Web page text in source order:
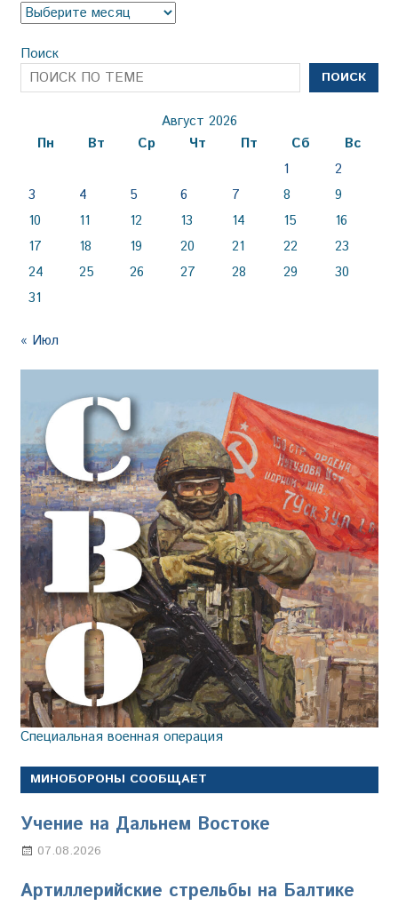
Архив
Поиск
ПОИСК
Август 2026
Пн
Вт Ср Чт Пт Сб
Вс
1
2
3
4 5 6 7 8
9
10
11 12 13 14 15
16
17
18 19 20 21 22
23
24
25 26 27 28 29
30
31
« Июл
Специальная военная операция
МИНОБОРОНЫ СООБЩАЕТ
Учение на Дальнем Востоке
07.08.2026
Артиллерийские стрельбы на Балтике